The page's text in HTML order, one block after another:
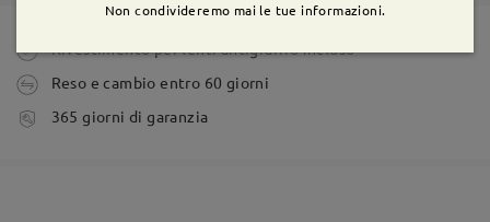
tempi di spedizione
Rivestimento per lenti antigraffio incluso
Reso e cambio entro 60 giorni
365 giorni di garanzia
Non condivideremo mai le tue informazioni.